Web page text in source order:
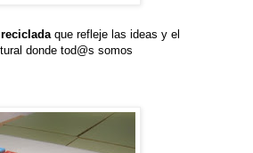
que refleje las ideas y el
donde tod@s somos